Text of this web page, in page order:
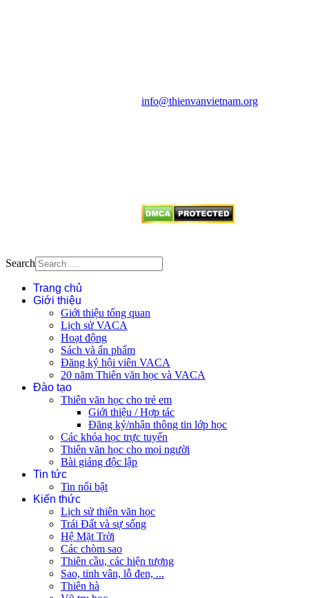
info@thienvanvietnam.org
Search
Trang chủ
Giới thiệu
Giới thiệu tổng quan
Lịch sử VACA
Hoạt động
Sách và ấn phẩm
Đăng ký hội viên VACA
20 năm Thiên văn học và VACA
Đào tạo
Thiên văn học cho trẻ em
Giới thiệu / Hợp tác
Đăng ký/nhận thông tin lớp học
Các khóa học trực tuyến
Thiên văn học cho mọi người
Bài giảng độc lập
Tin tức
Tin nổi bật
Kiến thức
Lịch sử thiên văn học
Trái Đất và sự sống
Hệ Mặt Trời
Các chòm sao
Thiên cầu, các hiện tượng
Sao, tinh vân, lỗ đen, ...
Thiên hà